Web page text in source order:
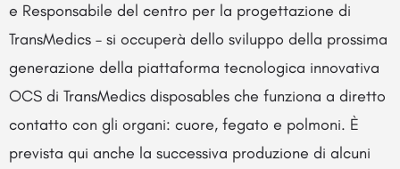
e Responsabile del centro per la progettazione di
TransMedics – si occuperà dello sviluppo della prossima
generazione della piattaforma tecnologica innovativa
OCS di TransMedics disposables che funziona a diretto
contatto con gli organi: cuore, fegato e polmoni. È
prevista qui anche la successiva produzione di alcuni